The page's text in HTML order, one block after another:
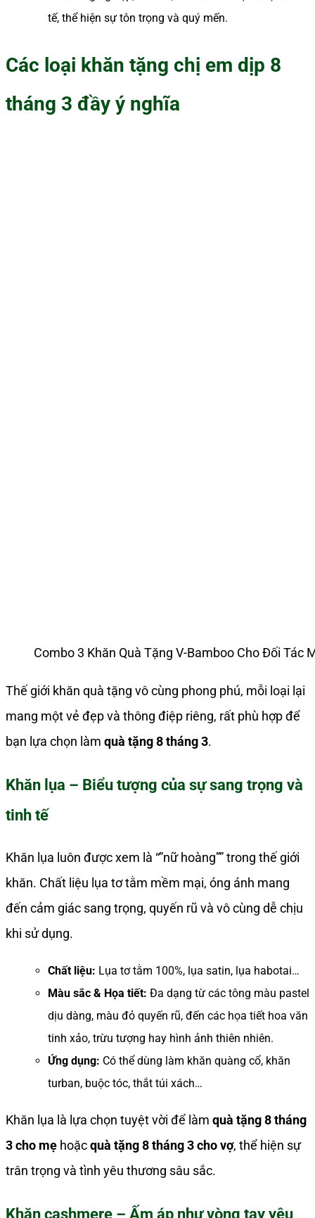
tế, thể hiện sự tôn trọng và quý mến.
Các loại khăn tặng chị em dịp 8
tháng 3 đầy ý nghĩa
Combo 3 Khăn Quà Tặng V-Bamboo Cho Đối
Thế giới khăn quà tặng vô cùng phong phú, mỗi loại lại
mang một vẻ đẹp và thông điệp riêng, rất phù hợp để
bạn lựa chọn làm quà tặng 8 tháng 3.
Khăn lụa – Biểu tượng của sự sang trọng và
tinh tế
Khăn lụa luôn được xem là “”nữ hoàng”” trong thế giới
khăn. Chất liệu lụa tơ tằm mềm mại, óng ánh mang
đến cảm giác sang trọng, quyến rũ và vô cùng dễ chịu
khi sử dụng.
Chất liệu: Lụa tơ tằm 100%, lụa satin, lụa habotai…
Màu sắc & Họa tiết: Đa dạng từ các tông màu pastel
dịu dàng, màu đỏ quyến rũ, đến các họa tiết hoa văn
tinh xảo, trừu tượng hay hình ảnh thiên nhiên.
Ứng dụng: Có thể dùng làm khăn quàng cổ, khăn
turban, buộc tóc, thắt túi xách…
Khăn lụa là lựa chọn tuyệt vời để làm quà tặng 8 tháng
3 cho mẹ hoặcquà tặng 8 tháng 3 cho vợ, thể hiện sự
trân trọng và tình yêu thương sâu sắc.
Khăn cashmere – Ấm áp như vòng tay yêu